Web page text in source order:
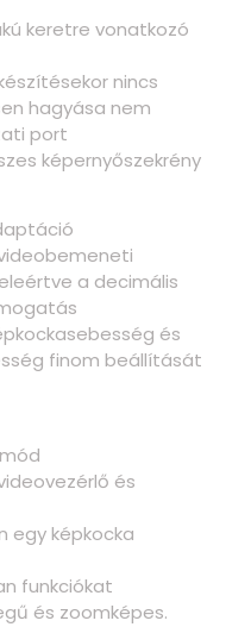
keretre vonatkozó
nincs
hagyása nem
port
képernyőszekrény
a decimális
és
finom beállítását
és
egy képkocka
funkciókat
és zoomképes.